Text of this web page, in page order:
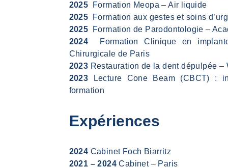
2025
Formation Meopa – Air liquide
2025
Formation aux gestes et soins
2025
Formation de Parodontologie –
2024
Formation Clinique en
Chirurgicale de Paris
2023 Restauration de la dent dépulpée –
2023
Lecture Cone Beam (CBCT) :
formation
Expériences
2024 Cabinet Foch Biarritz
2021 – 2024Cabinet – Paris